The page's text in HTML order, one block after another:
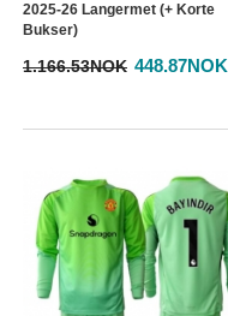
2025-26 Langermet (+ Korte
Bukser)
1.166.53NOK 448.87NOK